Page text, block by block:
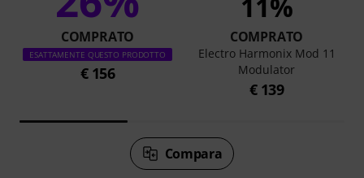
COMPRATO
ESATTAMENTE QUESTO PRODOTTO
€ 156
COMPRATO
Electro Harmonix Mod 11
Modulator
€ 139
Compara